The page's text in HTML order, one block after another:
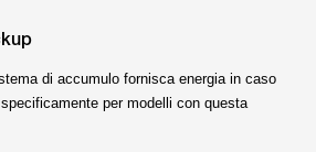
di accumulo fornisca energia in caso
per modelli con questa